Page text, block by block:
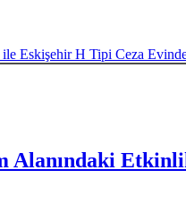
ile Eskişehir H Tipi Ceza
Alanındaki